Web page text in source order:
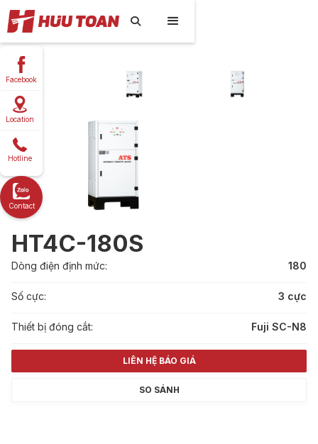

Facebook
Location
Hotline
Contact
HT4C-180S
Dòng điện định mức: 180
Số cực: 3 cực
Thiết bị đóng cắt: Fuji SC-N8
LIÊN HỆ BÁO GIÁ
SO SÁNH